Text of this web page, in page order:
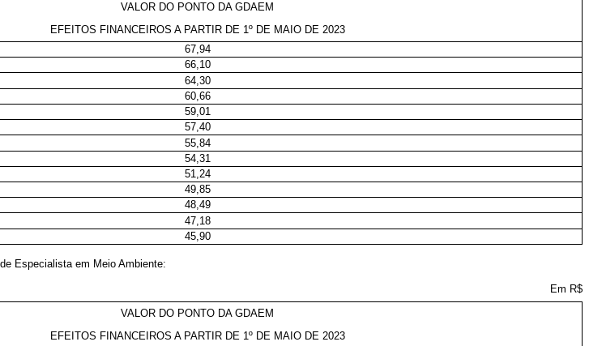
VALOR DO PONTO DA GDAEM
EFEITOS FINANCEIROS A PARTIR DE 1º DE MAIO DE 2023
67,94
66,10
64,30
60,66
59,01
57,40
55,84
54,31
51,24
49,85
48,49
47,18
45,90
Especialista em Meio Ambiente:
Em R$
VALOR DO PONTO DA GDAEM
EFEITOS FINANCEIROS A PARTIR DE 1º DE MAIO DE 2023